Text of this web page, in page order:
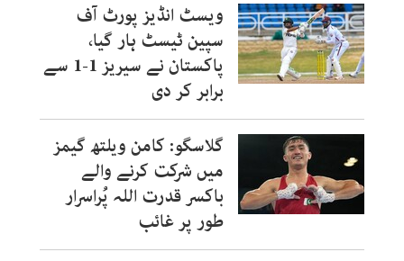
ویسٹ انڈیز پورٹ آف
سپین ٹیسٹ ہار گیا،
پاکستان نے سیریز 1-1 سے
برابر کر دی
گلاسگو: کامن ویلتھ گیمز
میں شرکت کرنے والے
باکسر قدرت اللہ پُراسرار
طور پر غائب